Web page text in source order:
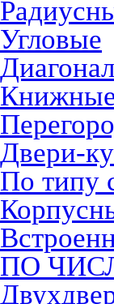
Угловые
Двери-
По типу
ПО